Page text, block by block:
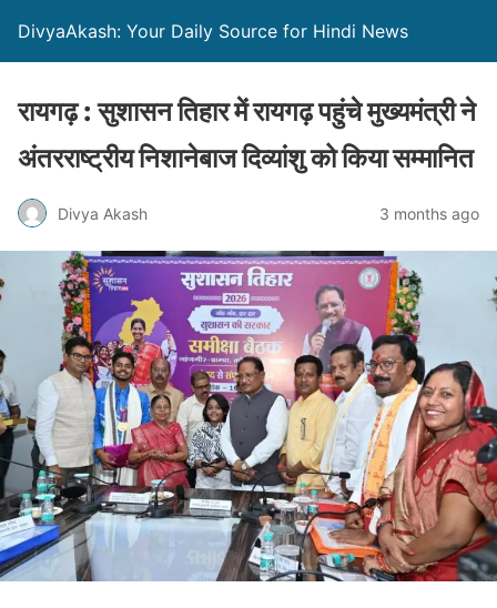
DivyaAkash: Your Daily Source for Hindi News
रायगढ़ : सुशासन तिहार में रायगढ़ पहुंचे मुख्यमंत्री ने
अंतरराष्ट्रीय निशानेबाज दिव्यांशु को किया सम्मानित
Divya Akash 3 months ago